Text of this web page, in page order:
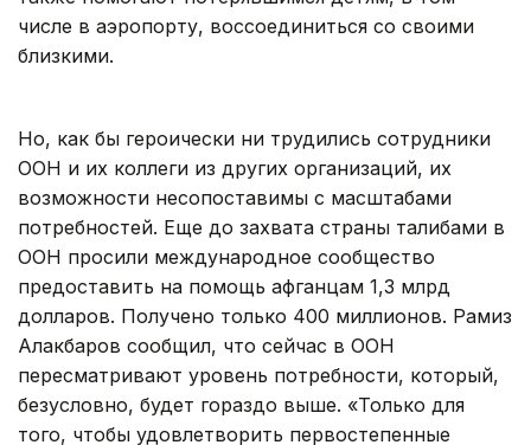
числе в аэропорту, воссоединиться со своими
близкими.
Но, как бы героически ни трудились сотрудники
ООН и их коллеги из других организаций, их
возможности несопоставимы с масштабами
потребностей. Еще до захвата страны талибами в
ООН просили международное сообщество
предоставить на помощь афганцам 1,3 млрд
долларов. Получено только 400 миллионов. Рамиз
Алакбаров сообщил, что сейчас в ООН
пересматривают уровень потребности, который,
безусловно, будет гораздо выше. «Только для
того, чтобы удовлетворить первостепенные